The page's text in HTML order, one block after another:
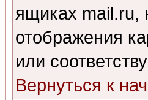
ящиках mail.ru,
отображения
или
Вернуться к